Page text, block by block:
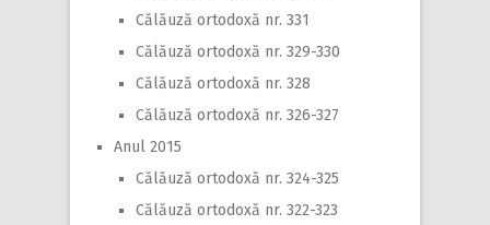
Călăuză ortodoxă nr. 331
Călăuză ortodoxă nr. 329-330
Călăuză ortodoxă nr. 328
Călăuză ortodoxă nr. 326-327
Anul 2015
Călăuză ortodoxă nr. 324-325
Călăuză ortodoxă nr. 322-323